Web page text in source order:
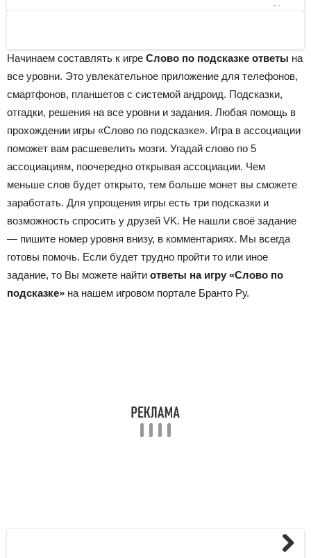
Next
Начинаем составлять к игре Слово по подсказке ответы на
все уровни. Это увлекательное приложение для телефонов,
смартфонов, планшетов с системой андроид. Подсказки,
отгадки, решения на все уровни и задания. Любая помощь в
прохождении игры «Слово по подсказке». Игра в ассоциации
поможет вам расшевелить мозги. Угадай слово по 5
ассоциациям, поочередно открывая ассоциации. Чем
меньше слов будет открыто, тем больше монет вы сможете
заработать. Для упрощения игры есть три подсказки и
возможность спросить у друзей VK. Не нашли своё задание
— пишите номер уровня внизу, в комментариях. Мы всегда
готовы помочь. Если будет трудно пройти то или иное
задание, то Вы можете найти ответы на игру «Слово по
подсказке» на нашем игровом портале Бранто Ру.